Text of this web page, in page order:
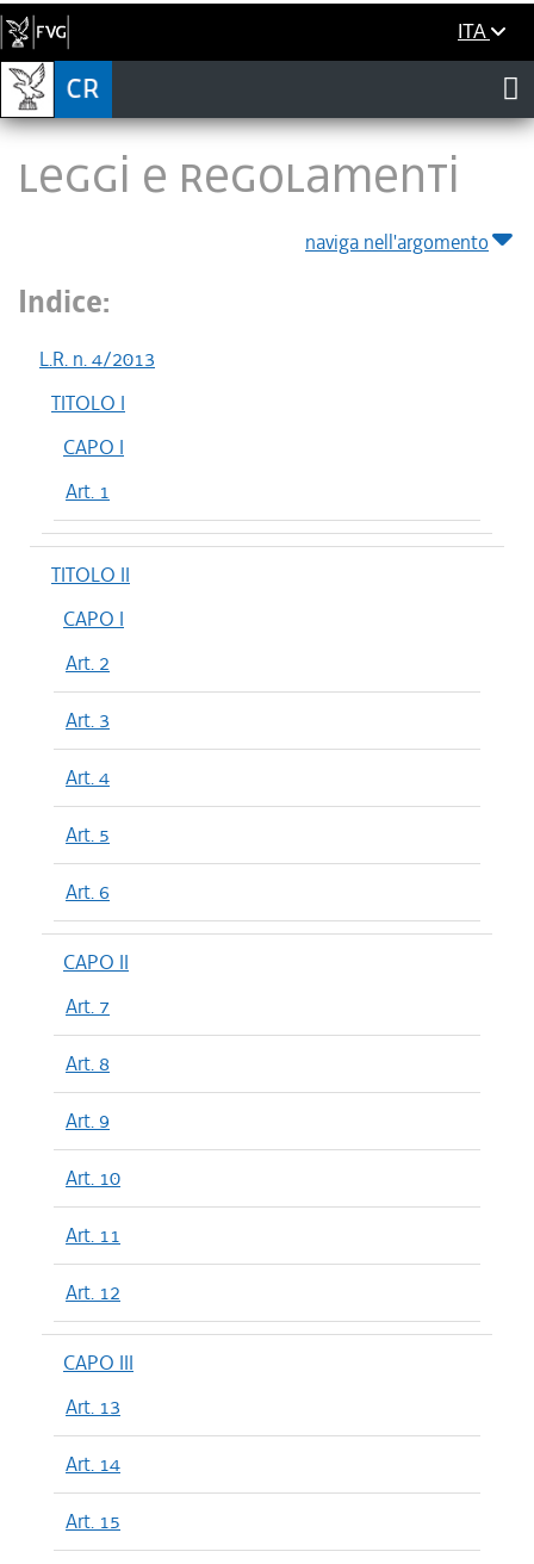
ITA
LEGGI E REGOLAMENTI
naviga nell'argomento
Indice:
L.R. n. 4/2013
TITOLO I
CAPO I
Art. 1
TITOLO II
CAPO I
Art. 2
Art. 3
Art. 4
Art. 5
Art. 6
CAPO II
Art. 7
Art. 8
Art. 9
Art. 10
Art. 11
Art. 12
CAPO III
Art. 13
Art. 14
Art. 15